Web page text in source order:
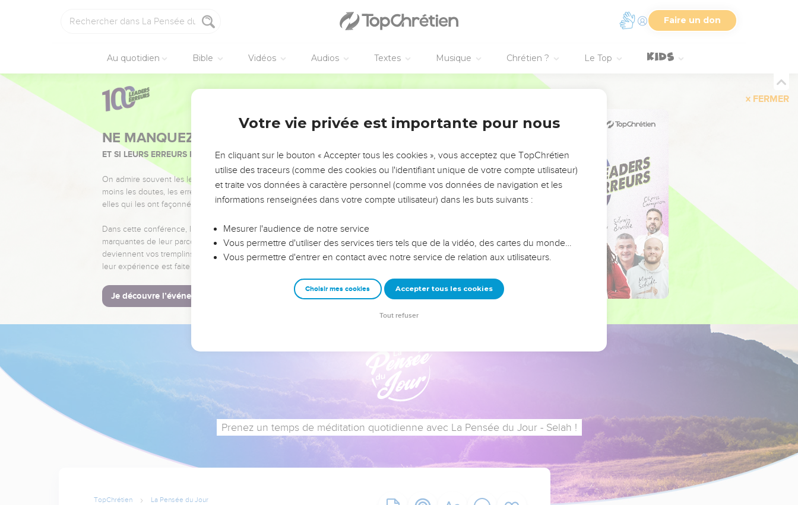
Faire un don
Au quotidien Bible Vidéos Audios Textes Musique Chrétien ? Le Top
FERMER
NE MANQUEZ PAS L’ÉVÉNEMENT DE L’ANNÉE !
ET SI LEURS ERREURS POUVAIENT VOUS ÉVITER LES VOTRES ?
On admire souvent les leaders pour leurs réussites, leur impact, leur foi ou leur vision. Mais on voit
moins les doutes, les erreurs et les saisons difficiles qu'ils ont traversés, alors même que ce sont
elles qui les ont façonnés.
Dans cette conférence, leaders, entrepreneurs, et responsables reviennent sur les erreurs
marquantes de leur parcours et les clés pour avancer avec plus de sagesse afin que leurs erreurs
deviennent vos tremplins. Que vous guidiez un ministère, une équipe, un groupe ou une famille,
leur expérience est faite pour vous.
Je découvre l’événement
Prenez un temps de méditation quotidienne avec La Pensée du Jour - Selah !
TopChrétien La Pensée du Jour
Votre vie privée est importante pour nous
En cliquant sur le bouton « Accepter tous les cookies », vous acceptez que TopChrétien
utilise des traceurs (comme des cookies ou l'identifiant unique de votre compte utilisateur)
et traite vos données à caractère personnel (comme vos données de navigation et les
informations renseignées dans votre compte utilisateur) dans les buts suivants :
Mesurer l'audience de notre service
Vous permettre d'utiliser des services tiers tels que de la vidéo, des cartes du monde…
Vous permettre d'entrer en contact avec notre service de relation aux utilisateurs.
Choisir mes cookies Accepter tous les cookies
Tout refuser